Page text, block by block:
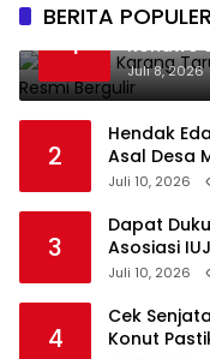
BERITA POPULER
1
Perdana,
Konawe
Juli 8, 2026
2
Hendak
Asal Desa
Juli 10, 2026
3
Dapat
Asosiasi
Pemegang
Juli 10, 2026
4
Cek
Konut